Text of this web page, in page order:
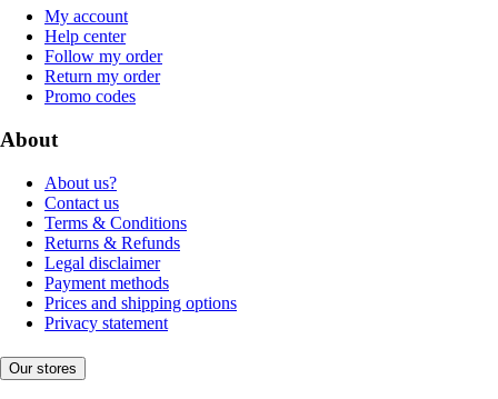
My account
Help center
Follow my order
Return my order
Promo codes
About
About us?
Contact us
Terms & Conditions
Returns & Refunds
Legal disclaimer
Payment methods
Prices and shipping options
Privacy statement
Our stores